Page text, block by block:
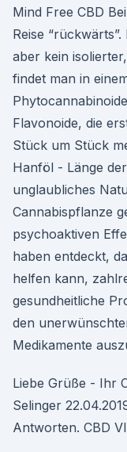
Mind Free CBD
Reise
aber kein
findet man in
Flavonoide, die
Stück um Stück
Hanföl - Länge
unglaubliches
Cannabispflanze
psychoaktiven
haben entdeckt,
helfen kann,
gesundheitliche
den
Medikamente
Liebe Grüße - Ihr
Selinger
Antworten. CBD